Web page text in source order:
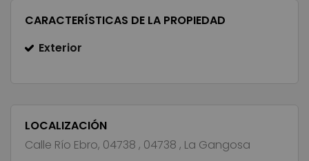
CARACTERÍSTICAS DE LA PROPIEDAD
Exterior
LOCALIZACIÓN
Calle Río Ebro, 04738 , 04738 , La Gangosa